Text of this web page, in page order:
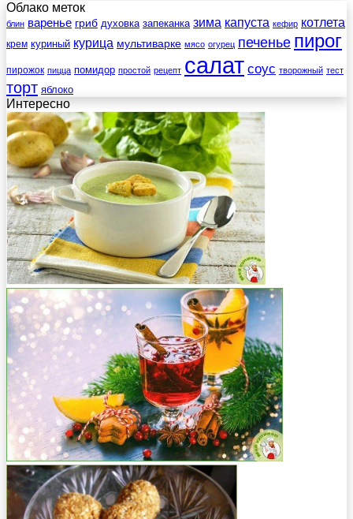
Облако меток
блин варенье гриб духовка запеканка зима капуста кефир котлета
крем куриный курица мультиварке мясо огурец печенье пирог
пирожок пицца помидор простой рецепт салат соус творожный тест
торт яблоко
Интересно